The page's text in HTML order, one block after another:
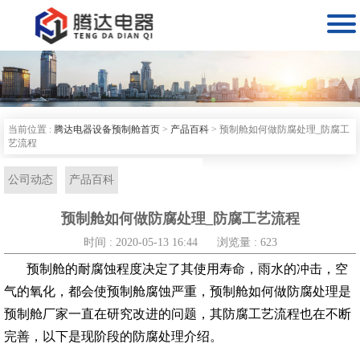

当前位置 : 腾达电器设备预制舱首页 > 产品百科 > 预制舱如何做防腐处理_防腐工
艺流程
公司动态 产品百科
预制舱如何做防腐处理_防腐工艺流程
时间 : 2020-05-13 16:44 浏览量 : 623
预制舱的耐腐蚀程度决定了其使用寿命，雨水的冲击，空
气的氧化，都会使预制舱腐蚀严重，预制舱如何做防腐处理是
预制舱厂家一直在研究改进的问题，其防腐工艺流程也在不断
完善，以下是现阶段的防腐处理介绍。